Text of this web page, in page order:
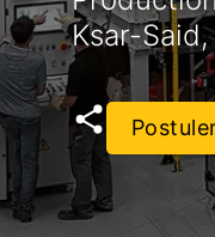
Ksar-